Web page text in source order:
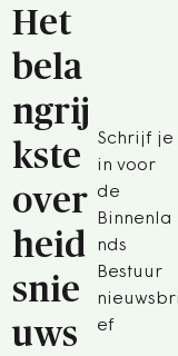
Het
bela
ngrij
kste
over
heid
snie
uws
Schrijf je
in voor
de
Binnenla
nds
Bestuur
nieuwsbri
ef